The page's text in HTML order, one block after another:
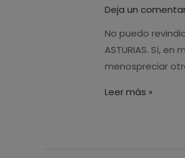
Deja un
No puedo
ASTURIAS. Sí,
menospreciar
Asturias:
profundo
y
Leer más »